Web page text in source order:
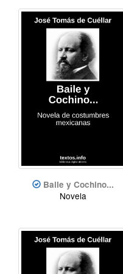
Baile y Cochino...
Novela